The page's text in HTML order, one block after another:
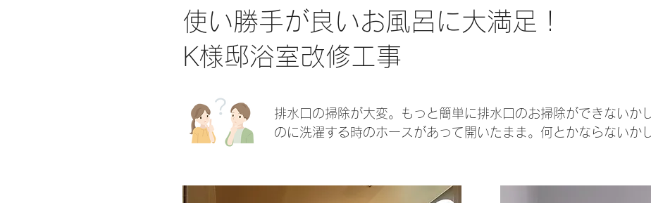
使い勝手が良いお風呂に大満足！
K様邸浴室改修工事
排水口の掃除が大変。もっと簡単に排水口のお掃除ができないか
のに洗濯する時のホースがあって開いたまま。何とかならないか